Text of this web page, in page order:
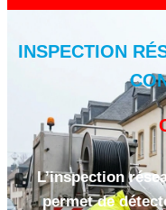
INSPECTION
L’inspection
permet de